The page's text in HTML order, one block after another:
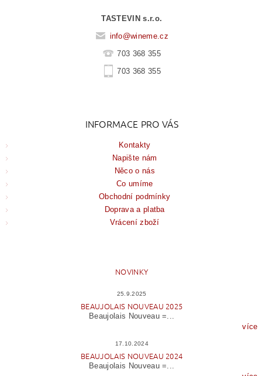
TASTEVIN s.r.o.
info@wineme.cz
703 368 355
703 368 355
INFORMACE PRO VÁS
Kontakty
Napište nám
Něco o nás
Co umíme
Obchodní podmínky
Doprava a platba
Vrácení zboží
NOVINKY
25.9.2025
BEAUJOLAIS NOUVEAU 2025
Beaujolais Nouveau =...
více
17.10.2024
BEAUJOLAIS NOUVEAU 2024
Beaujolais Nouveau =...